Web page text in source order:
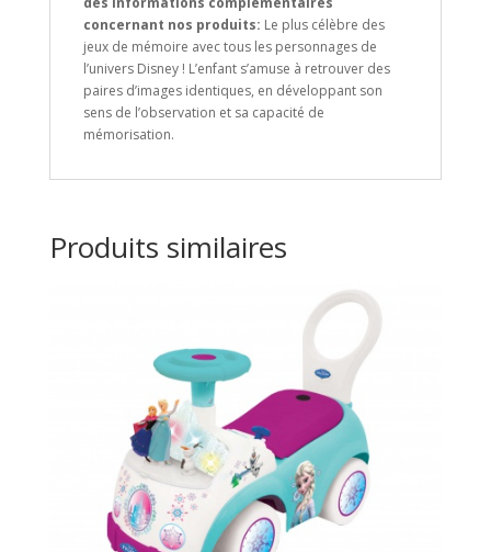
concernant nos produits: Le plus célèbre des
jeux de mémoire avec tous les personnages de
l’univers Disney ! L’enfant s’amuse à retrouver des
paires d’images identiques, en développant son
sens de l’observation et sa capacité de
mémorisation.
Produits similaires